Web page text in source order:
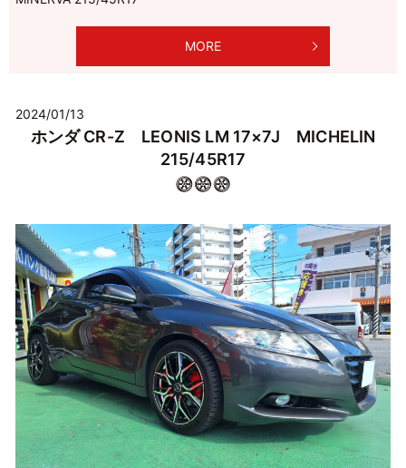
MORE
2024/01/13
ホンダ CR-Z LEONIS LM 17×7J MICHELIN
215/45R17